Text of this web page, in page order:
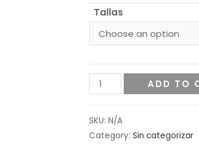
Tallas
Warner
Light
Weight
Jacket
quantity
ADD TO
SKU: N/A
Category: Sin categorizar